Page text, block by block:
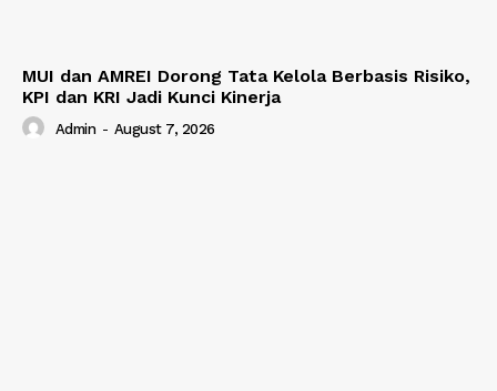
MUI dan AMREI Dorong Tata Kelola Berbasis Risiko,
KPI dan KRI Jadi Kunci Kinerja
Admin - August 7, 2026